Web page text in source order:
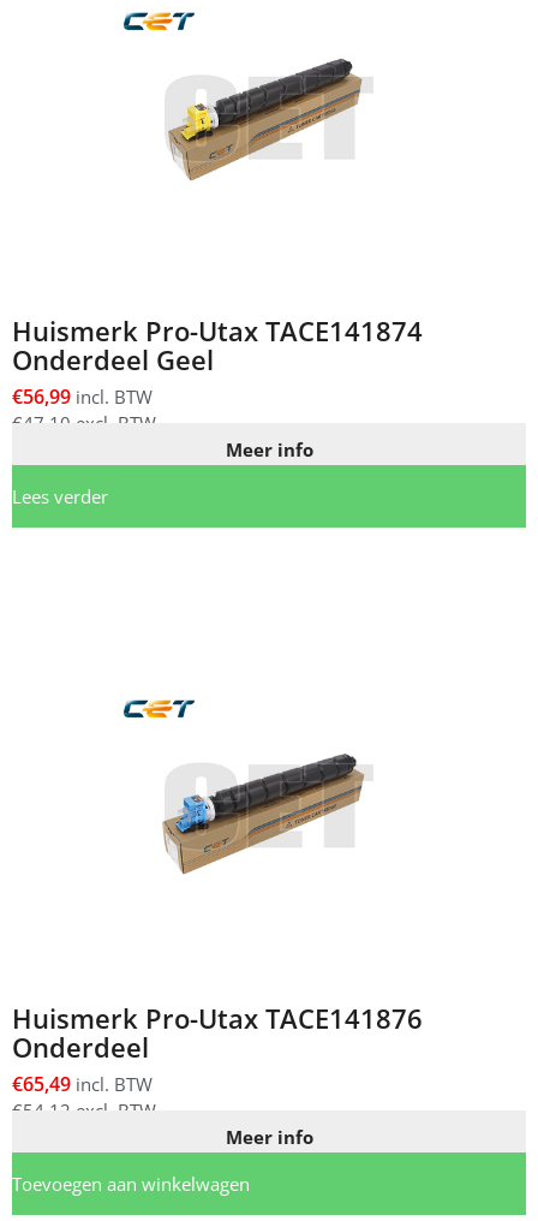
Huismerk Pro-Utax TACE141874
Onderdeel Geel
€56,99 incl. BTW
€47,10 excl. BTW
Meer info
Lees verder
Huismerk Pro-Utax TACE141876
Onderdeel
€65,49 incl. BTW
€54,12 excl. BTW
Meer info
Toevoegen aan winkelwagen